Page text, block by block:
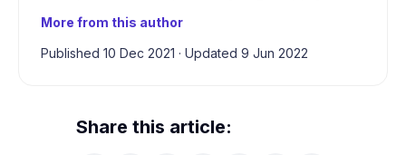
More from this author
Published 10 Dec 2021 · Updated 9 Jun 2022
Share this article: